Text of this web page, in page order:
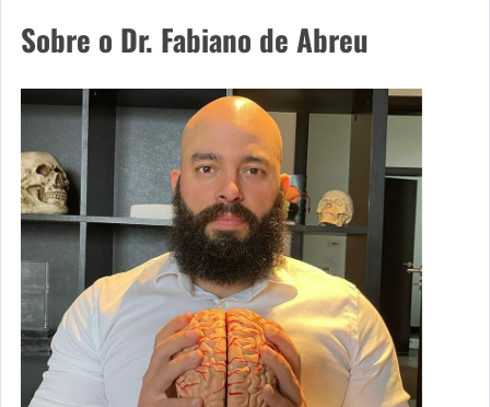
Sobre o Dr. Fabiano de Abreu